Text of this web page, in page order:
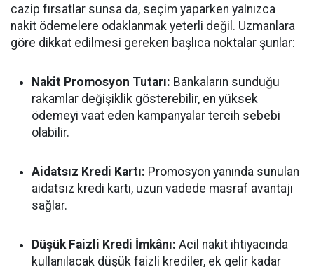
cazip fırsatlar sunsa da, seçim yaparken yalnızca
nakit ödemelere odaklanmak yeterli değil. Uzmanlara
göre dikkat edilmesi gereken başlıca noktalar şunlar:
Nakit Promosyon Tutarı: Bankaların sunduğu
rakamlar değişiklik gösterebilir, en yüksek
ödemeyi vaat eden kampanyalar tercih sebebi
olabilir.
Aidatsız Kredi Kartı: Promosyon yanında sunulan
aidatsız kredi kartı, uzun vadede masraf avantajı
sağlar.
Düşük Faizli Kredi İmkânı: Acil nakit ihtiyacında
kullanılacak düşük faizli krediler, ek gelir kadar